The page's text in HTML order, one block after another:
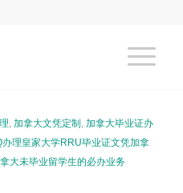
, 加拿大文凭定制 , 加拿大毕业证办
理皇家大学RRU毕业证文凭加拿
大未毕业留学生的必办业务